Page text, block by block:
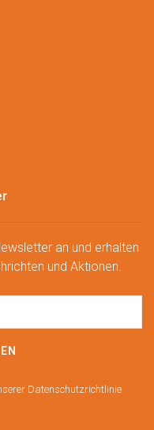
an und erhalten
und Aktionen.
Datenschutzrichtlinie